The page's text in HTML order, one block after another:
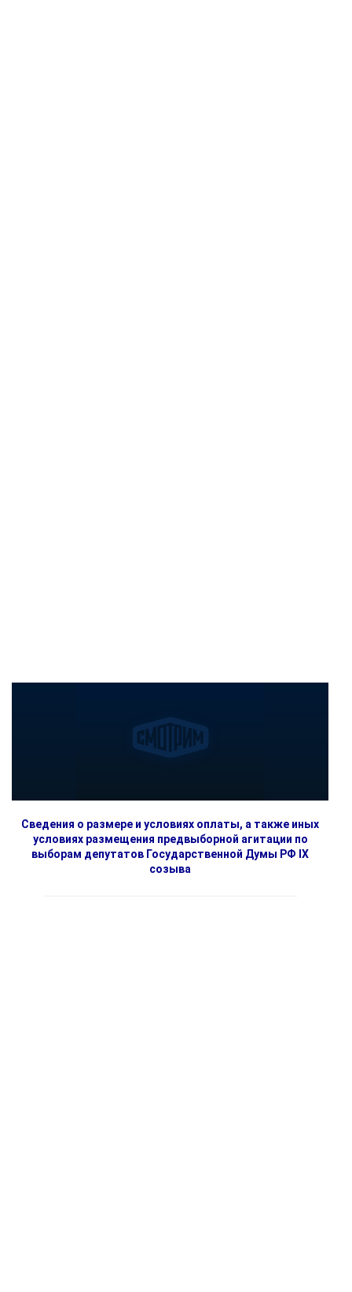
Сведения о размере и условиях оплаты, а также иных
условиях размещения предвыборной агитации по
выборам депутатов Государственной Думы РФ IX
созыва